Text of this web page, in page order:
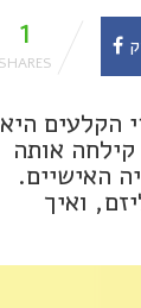
1
הקלעים היא
אותה
האישיים.
ואיך